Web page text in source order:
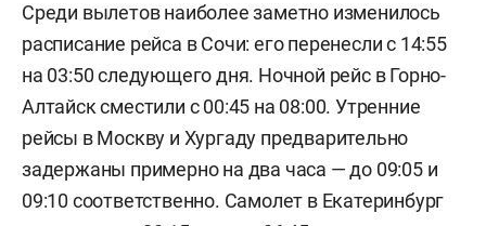
Среди вылетов наиболее заметно изменилось
расписание рейса в Сочи: его перенесли с 14:55
на 03:50 следующего дня. Ночной рейс в Горно-
Алтайск сместили с 00:45 на 08:00. Утренние
рейсы в Москву и Хургаду предварительно
задержаны примерно на два часа — до 09:05 и
09:10 соответственно. Самолет в Екатеринбург